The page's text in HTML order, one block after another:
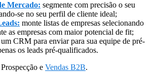
Mercado: segmente com precisão o seu
se no seu perfil de cliente ideal;
monte listas de empresas selecionando
as empresas com maior potencial de fit;
CRM para enviar para sua equipe de pré-
os leads pré-qualificados.
e Vendas B2B.